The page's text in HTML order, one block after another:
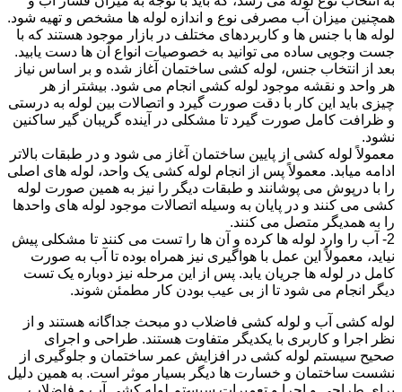
همچنین میزان آب مصرفی نوع و اندازه لوله ها مشخص و تهیه شود.
لوله ها با جنس ها و کاربردهای مختلف در بازار موجود هستند که با
جست وجویی ساده می توانید به خصوصیات انواع آن ها دست یابید.
بعد از انتخاب جنس، لوله کشی ساختمان آغاز شده و بر اساس نیاز
هر واحد و نقشه موجود لوله کشی انجام می شود. بیشتر از هر
چیزی باید این کار با دقت صورت گیرد و اتصالات بین لوله به درستی
و ظرافت کامل صورت گیرد تا مشکلی در آینده گریبان گیر ساکنین
نشود.
معمولاً لوله کشی از پایین ساختمان آغاز می شود و در طبقات بالاتر
ادامه میابد. معمولاً پس از انجام لوله کشی یک واحد، لوله های اصلی
را با درپوش می پوشانند و طبقات دیگر را نیز به همین صورت لوله
کشی می کنند و در پایان به وسیله اتصالات موجود لوله های واحدها
را به همدیگر متصل می کنند.
2- آب را وارد لوله ها کرده و آن ها را تست می کنند تا مشکلی پیش
نیاید، معمولاً این عمل با هواگیری نیز همراه بوده تا آب به صورت
کامل در لوله ها جریان یابد. پس از این مرحله نیز دوباره یک تست
دیگر انجام می شود تا از بی عیب بودن کار مطمئن شوند.
لوله کشی آب و لوله کشی فاضلاب دو مبحث جداگانه هستند و از
نظر اجرا و کاربری با یکدیگر متفاوت هستند. طراحی و اجرای
صحیح سیستم لوله کشی در افزایش عمر ساختمان و جلوگیری از
نشست ساختمان و خسارت ها دیگر بسیار موثر است. به همین دلیل